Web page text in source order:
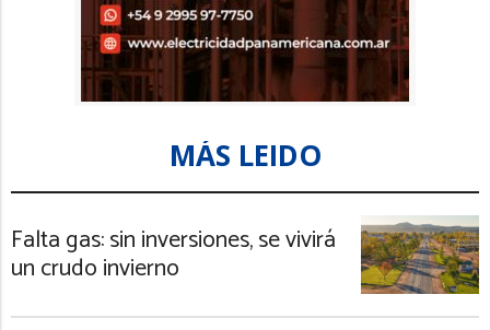
MÁS LEIDO
Falta gas: sin inversiones, se vivirá
un crudo invierno